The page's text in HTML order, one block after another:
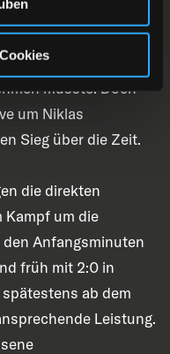
am leeren Tor
sich die
wegen eines
musste. Doch
um Niklas
Sieg über die Zeit.
die direkten
Kampf um die
Anfangsminuten
früh mit 2:0 in
ab dem
Leistung.